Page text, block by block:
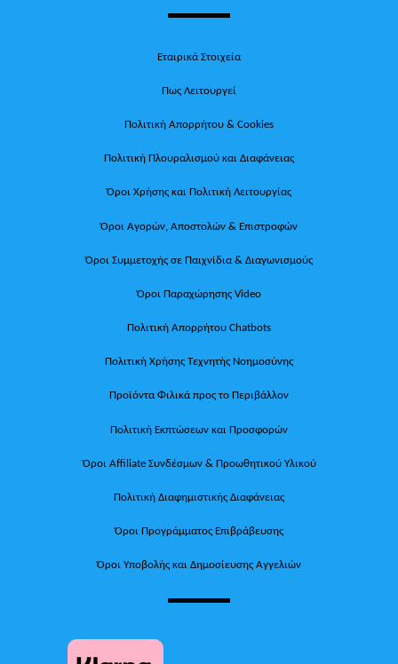
Εταιρικά Στοιχεία
Πως Λειτουργεί
Πολιτική Απορρήτου & Cookies
Πολιτική Πλουραλισμού και Διαφάνειας
Όροι Χρήσης και Πολιτική Λειτουργίας
Όροι Αγορών, Αποστολών & Επιστροφών
Όροι Συμμετοχής σε Παιχνίδια & Διαγωνισμούς
Όροι Παραχώρησης Video
Πολιτική Απορρήτου Chatbots
Πολιτική Χρήσης Τεχνητής Νοημοσύνης
Προϊόντα Φιλικά προς το Περιβάλλον
Πολιτική Εκπτώσεων και Προσφορών
Όροι Affiliate Συνδέσμων & Προωθητικού Υλικού
Πολιτική Διαφημιστικής Διαφάνειας
Όροι Προγράμματος Επιβράβευσης
Όροι Υποβολής και Δημοσίευσης Αγγελιών